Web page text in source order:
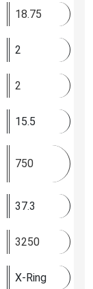
18.75
2
2
15.5
750
37.3
3250
X-Ring